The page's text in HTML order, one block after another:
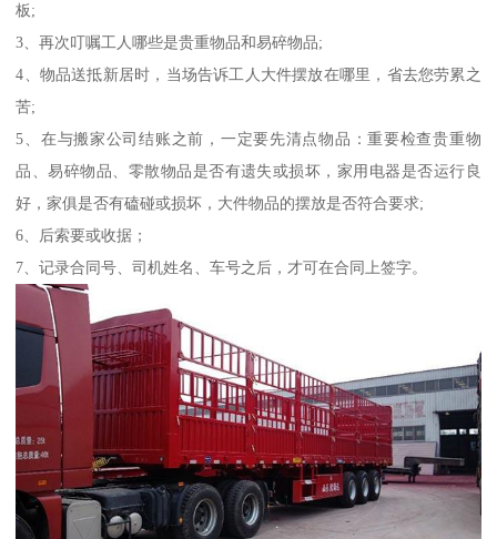
板;
3、再次叮嘱工人哪些是贵重物品和易碎物品;
4、物品送抵新居时，当场告诉工人大件摆放在哪里，省去您劳累之
苦;
5、在与搬家公司结账之前，一定要先清点物品：重要检查贵重物
品、易碎物品、零散物品是否有遗失或损坏，家用电器是否运行良
好，家俱是否有磕碰或损坏，大件物品的摆放是否符合要求;
6、后索要或收据；
7、记录合同号、司机姓名、车号之后，才可在合同上签字。